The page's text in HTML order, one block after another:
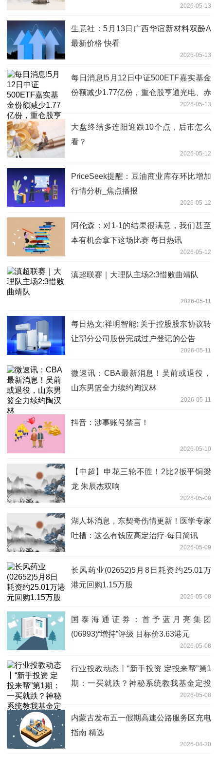
2026-05-13
生意社：5月13日广西华谊新材料双酚A
最新价格 快看
2026-05-13
每日消息!5月12日中证500ETF嘉实基金
份额减少1.77亿份，重仓股亨通光电、赤
2026-05-13
大盘终结多连阳迎跌10个点，后市怎么
看？
2026-05-12
PriceSeek提醒：豆油商业库存环比增加
行情分析_焦点播报
2026-05-12
阿伦森：对1-1的结果很满意，我们甚至
本有机会拿下这场比赛 每日热讯
2026-05-12
滇超联赛｜大理队主场2:3惜败曲靖队
2026-05-11
每日热文:祥明智能: 关于控股股东协议转
让部分公司股份完成过户登记的公告
2026-05-11
微速讯：CBA最新消息！吴前或退役，
山东男篮全力续约陶汉林
2026-05-11
抖音：涉事账号禁言！
2026-05-10
【中超】申花三轮不胜！2比2扳平铜梁
龙 朱辰杰双响
2026-05-09
湖人坏消息，东契奇伤情更新！医学专家
吐槽：这么有钱应高定治疗-每日简讯
2026-05-09
长风药业(02652)5月8日耗资约25.01万
港元回购1.15万股
2026-05-08
国泰海通证券：首予蓝月亮集团
(06993)“增持”评级 目标价3.63港元
2026-05-08
行业投教动态丨“新手投资 定投来帮”第1
期：一买就跌？神秘系统教我基金定投
2026-05-08
内蒙古发布五一假期高速公路服务区充电
指南 精选
2026-04-30